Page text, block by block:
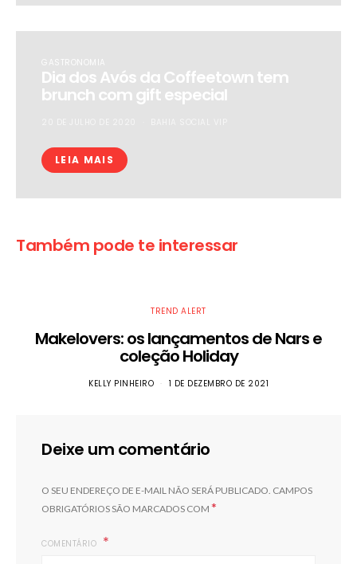
GASTRONOMIA
Dia dos Avós da Coffeetown tem
brunch com gift especial
LEIA MAIS
Também pode te interessar
TREND ALERT
Makelovers: os lançamentos de Nars e
coleção Holiday
KELLY PINHEIRO 1 DE DEZEMBRO DE 2021
Deixe um comentário
O SEU ENDEREÇO DE E-MAIL NÃO SERÁ PUBLICADO. CAMPOS
OBRIGATÓRIOS SÃO MARCADOS COM *
COMENTÁRIO